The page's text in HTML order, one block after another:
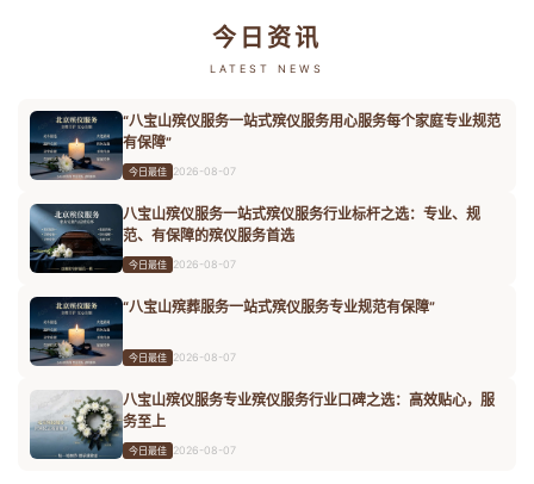
今日资讯
LATEST NEWS
“八宝山殡仪服务一站式殡仪服务用心服务每个家庭专业规范
有保障”
今日最佳 2026-08-07
八宝山殡仪服务一站式殡仪服务行业标杆之选：专业、规
范、有保障的殡仪服务首选
今日最佳 2026-08-07
“八宝山殡葬服务一站式殡仪服务专业规范有保障”
今日最佳 2026-08-07
八宝山殡仪服务专业殡仪服务行业口碑之选：高效贴心，服
务至上
今日最佳 2026-08-07